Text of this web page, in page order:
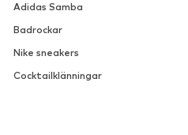
Adidas Samba
Badrockar
Nike sneakers
Cocktailklänningar